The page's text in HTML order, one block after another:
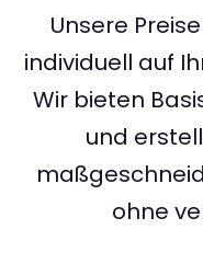
Unsere
individuell auf
Wir bieten
und
ohne